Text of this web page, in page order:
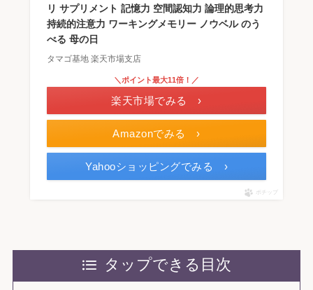
リ サプリメント 記憶力 空間認知力 論理的思考力
持続的注意力 ワーキングメモリー ノウベル のう
べる 母の日
タマゴ基地 楽天市場支店
Amazonでみる ›
＼ポイント最大11倍！／
楽天市場でみる ›
Yahooショッピングでみる ›
ポチップ
タップできる目次